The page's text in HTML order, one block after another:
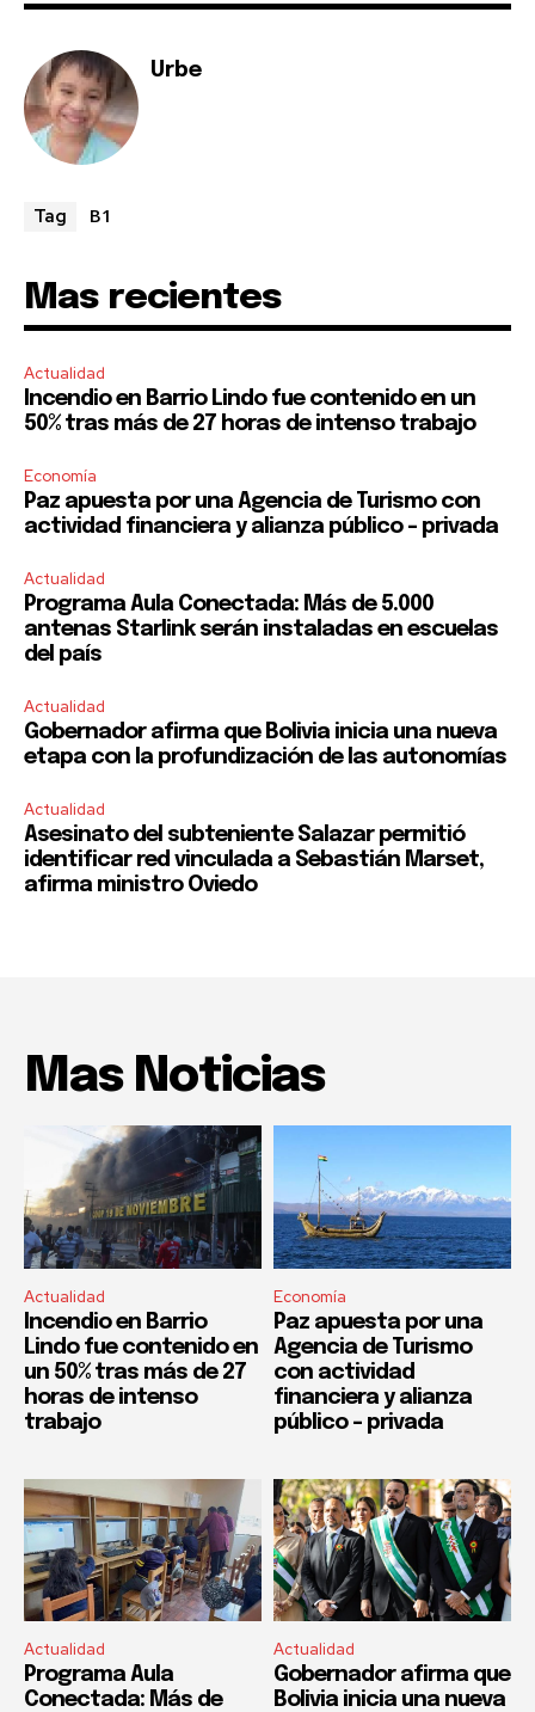
I've read and accept thePrivacy Policy.
Urbe
Tag B1
Mas recientes
Actualidad
Incendio en Barrio Lindo fue contenido en un
50% tras más de 27 horas de intenso trabajo
Economía
Paz apuesta por una Agencia de Turismo con
actividad financiera y alianza público – privada
Actualidad
Programa Aula Conectada: Más de 5.000
antenas Starlink serán instaladas en escuelas
del país
Actualidad
Gobernador afirma que Bolivia inicia una nueva
etapa con la profundización de las autonomías
Actualidad
Asesinato del subteniente Salazar permitió
identificar red vinculada a Sebastián Marset,
afirma ministro Oviedo
Mas Noticias
Actualidad
Incendio en Barrio
Lindo fue contenido en
un 50% tras más de 27
horas de intenso
trabajo
Economía
Paz apuesta por una
Agencia de Turismo
con actividad
financiera y alianza
público – privada
Actualidad
Programa Aula
Conectada: Más de
Actualidad
Gobernador afirma que
Bolivia inicia una nueva